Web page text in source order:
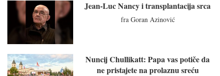
Jean-Luc Nancy i transplantacija srca
fra Goran Azinović
Nuncij Chullikatt: Papa vas potiče da
ne pristajete na prolaznu sreću